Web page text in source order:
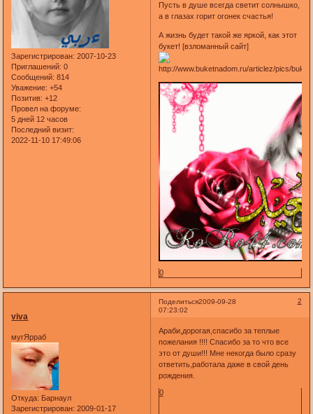
Зарегистрирован: 2007-10-23
Приглашений: 0
Сообщений: 814
Уважение: +54
Позитив: +12
Провел на форуме:
5 дней 12 часов
Последний визит:
2022-11-10 17:49:06
Пусть в душе всегда светит солнышко,
а в глазах горит огонек счастья!
А жизнь будет такой же яркой, как этот
букет! [взломанный сайт]
0
Поделиться 2
2009-09-28
07:23:02
viva
мугЯрраб
Откуда: Барнаул
Зарегистрирован: 2009-01-17
Араби,дорогая,спасибо за теплые
пожелания !!!! Спасибо за то что все
это от души!!! Мне некогда было сразу
ответить,работала даже в свой день
рождения.
0